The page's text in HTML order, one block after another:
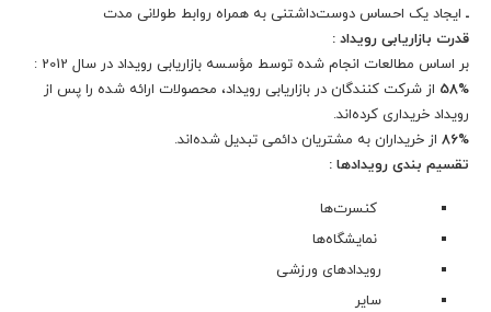
ـ ایجاد یک احساس دوست‌داشتنی به همراه روابط طولانی مدت
قدرت بازاریابی رویداد :
بر اساس مطالعات انجام شده توسط مؤسسه بازاریابی رویداد در سال 2012 :
58% از شرکت کنندگان در بازاریابی رویداد، محصولات ارائه شده را پس از
رویداد خریداری کرده‌اند.
86% از خریداران به مشتریان دائمی تبدیل شده‌اند.
تقسیم بندی رویدادها :
کنسرت‌ها
نمایشگاه‌ها
رویدادهای ورزشی
سایر